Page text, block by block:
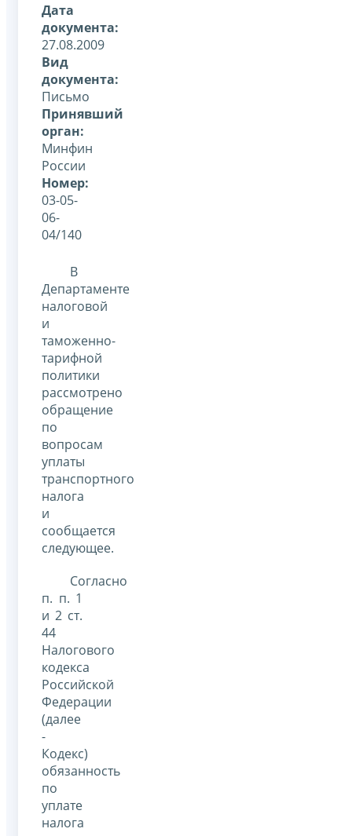
Дата
документа:
27.08.2009
Вид
документа:
Письмо
Принявший
орган:
Минфин
России
Номер:
03-05-
06-
04/140
В
Департаменте
налоговой
и
таможенно-
тарифной
политики
рассмотрено
обращение
по
вопросам
уплаты
транспортного
налога
и
сообщается
следующее.
Согласно
п. п. 1
и 2 ст.
44
Налогового
кодекса
Российской
Федерации
(далее
-
Кодекс)
обязанность
по
уплате
налога